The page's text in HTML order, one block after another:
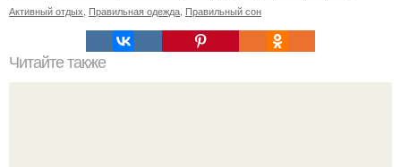
Активный отдых Правильная одежда Правильный сон
Читайте также